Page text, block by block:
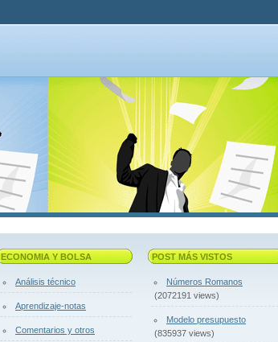
ECONOMIA Y BOLSA
Análisis técnico
Aprendizaje-notas
Comentarios y otros
POST MÁS VISTOS
Números Romanos
(2072191 views)
Modelo presupuesto
(835937 views)